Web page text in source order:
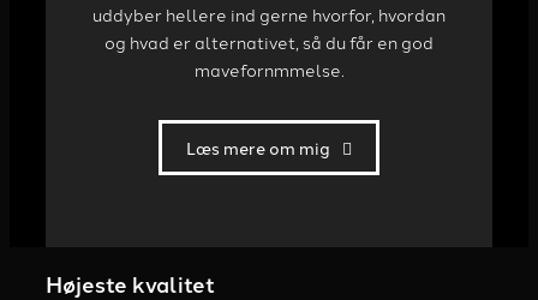
uddyber hellere ind gerne hvorfor, hvordan
og hvad er alternativet, så du får en god
mavefornmmelse.
Læs mere om mig
Højeste kvalitet